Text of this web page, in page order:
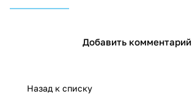
Добавить комментарий
Назад к списку